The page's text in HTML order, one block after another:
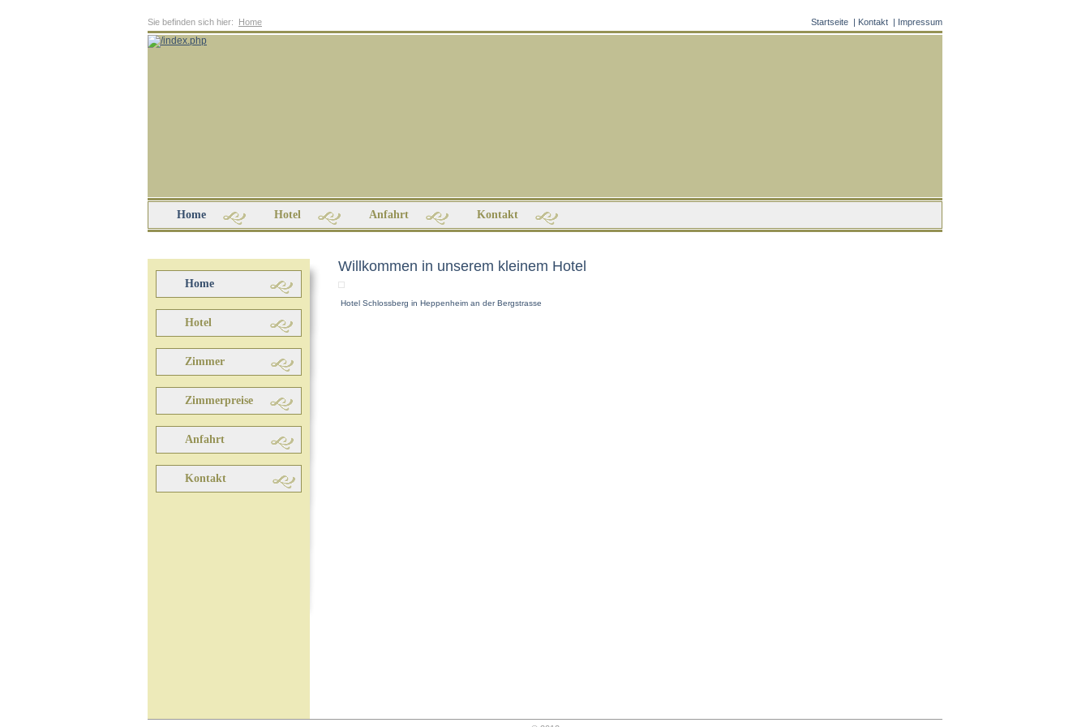
Sie befinden sich hier: Home Startseite | Kontakt | Impressum
Home Hotel Anfahrt Kontakt
Home
Hotel
Zimmer
Zimmerpreise
Anfahrt
Kontakt
Willkommen in unserem kleinem Hotel
Hotel Schlossberg in Heppenheim an der Bergstrasse